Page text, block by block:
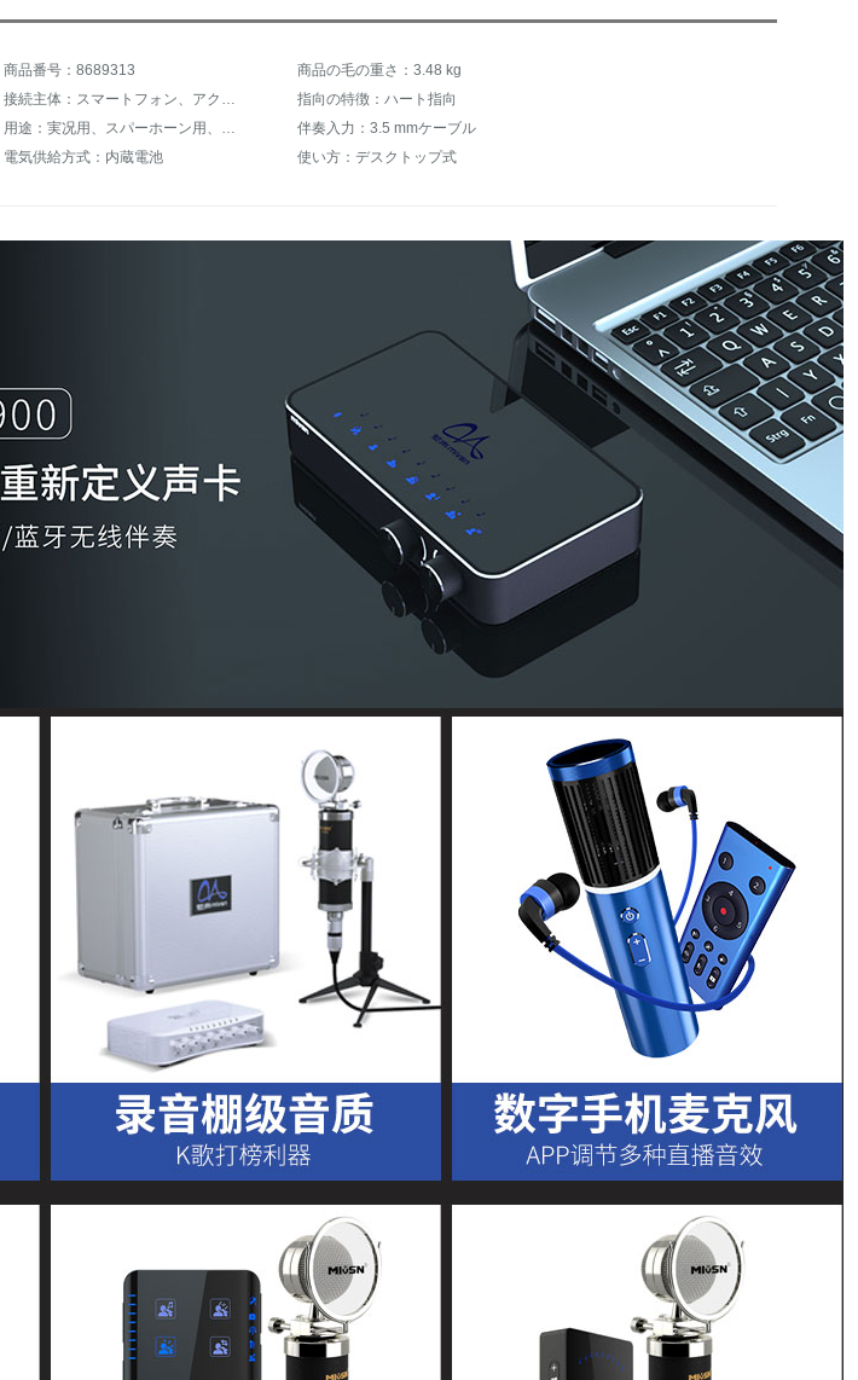
商品番号：8689313
商品の毛の重さ：3.48 kg
指向の特徴：ハート指向
伴奏入力：3.5 mmケーブル
電気供給方式：内蔵電池 使い方：デスクトップ式